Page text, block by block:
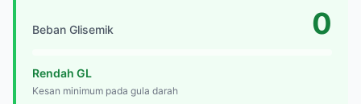
Beban Glisemik 0
Rendah GL
Kesan minimum pada gula darah